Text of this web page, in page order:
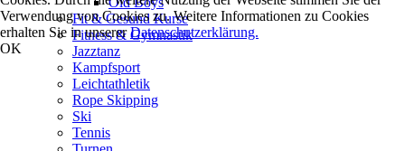
Fit & Gesund Kurse
Fitness & Gymnastik
Jazztanz
Kampfsport
Leichtathletik
Rope Skipping
Ski
Tennis
Verwendung von Cookies zu. Weitere Informationen zu Cookies
erhalten Sie in unsererDatenschutzerklärung.
OK